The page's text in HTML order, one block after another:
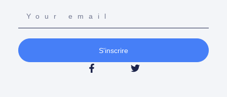
S'inscrire